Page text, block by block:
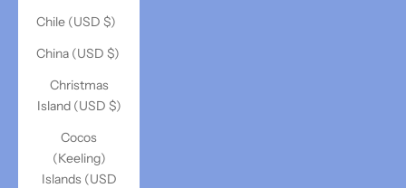
Chile (USD $)
China (USD $)
Christmas
Island (USD $)
Cocos
(Keeling)
Islands (USD